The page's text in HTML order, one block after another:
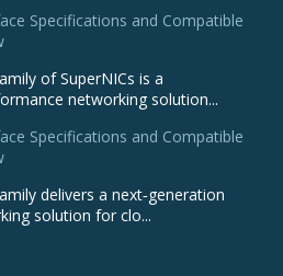
Specifications and Compatible
of SuperNICs is a
networking solution...
Specifications and Compatible
delivers a next‑generation
solution for clo...